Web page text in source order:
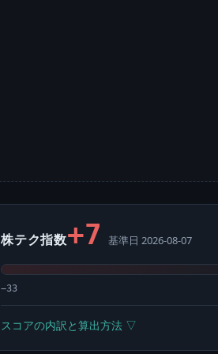
株テク指数+7 基準日 2026-08-07
−33
スコアの内訳と算出方法 ▽